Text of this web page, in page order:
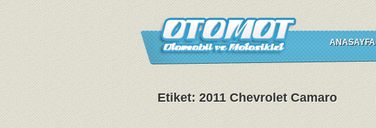
ANASAYFA
Etiket: 2011 Chevrolet Camaro